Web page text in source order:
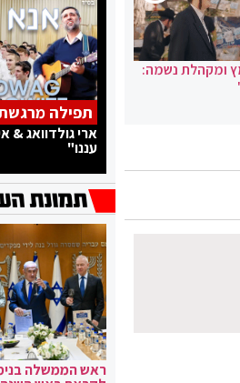
ומקהלת נשמה:
תפילה
ארי גולדוואג &
עננו"
ראש הממשלה